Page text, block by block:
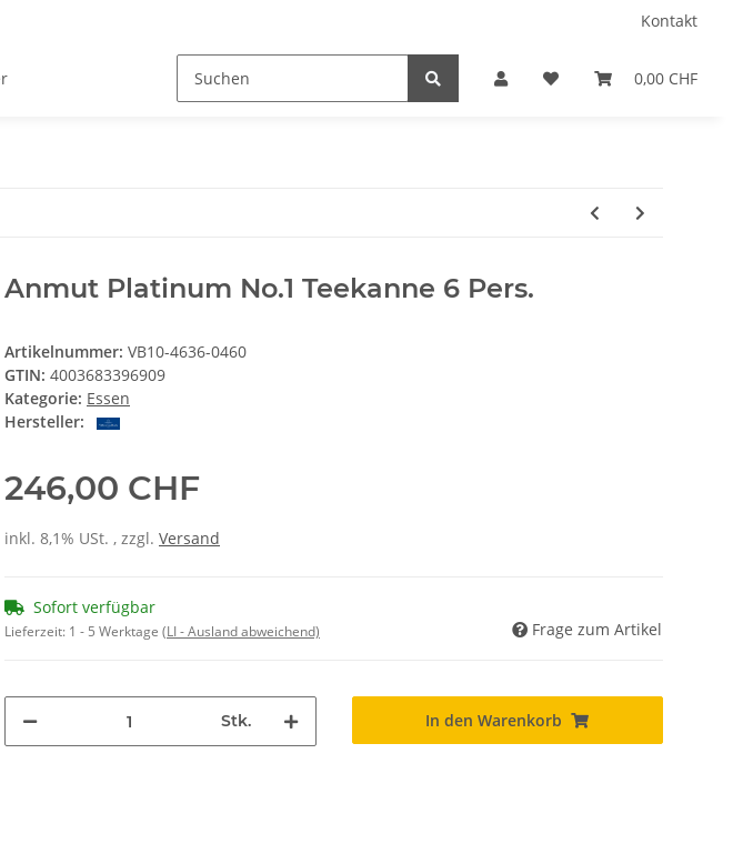
Kontakt
0,00 CHF
Anmut Platinum No.1 Teekanne 6 Pers.
Artikelnummer: VB10-4636-0460
GTIN: 4003683396909
Kategorie: Essen
Hersteller:
246,00 CHF
inkl. 8,1% USt. , zzgl. Versand
Sofort verfügbar
Lieferzeit: 1 - 5 Werktage (LI - Ausland abweichend) Frage zum Artikel
Stk. In den Warenkorb